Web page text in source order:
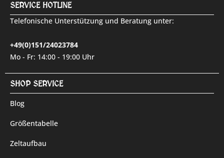
SERVICE HOTLINE
Telefonische Unterstützung und Beratung unter:
+49(0)151/24023784
Mo - Fr: 14:00 - 19:00 Uhr
SHOP SERVICE
Blog
Größentabelle
Zeltaufbau